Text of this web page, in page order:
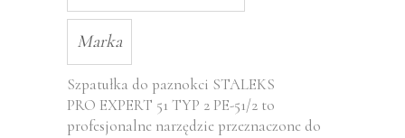
Marka
Szpatułka do paznokci STALEKS
PRO EXPERT 51 TYP 2 PE-51/2 to
profesjonalne narzędzie przeznaczone do